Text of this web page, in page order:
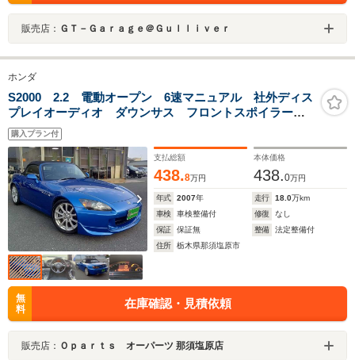
販売店： ＧＴ－Ｇａｒａｇｅ＠Ｇｕｌｌｉｖｅｒ
ホンダ
S2000 2.2 電動オープン 6速マニュアル 社外ディス
プレイオーディオ ダウンサス フロントスポイラー
プッシュスタート 純正17インチアルミホイール HIDヘ
ッドライト ハーフレザーシート 純正フロアマット
購入プラン付
支払総額
438.8万円
本体価格
438.0万円
年式 2007年 走行 18.0万km
車検
車検整備付 修復
なし
保証
保証無 整備
法定整備付
住所
栃木県那須塩原市
無
料
在庫確認・見積依頼
販売店： Ｏｐａｒｔｓ オーパーツ 那須塩原店